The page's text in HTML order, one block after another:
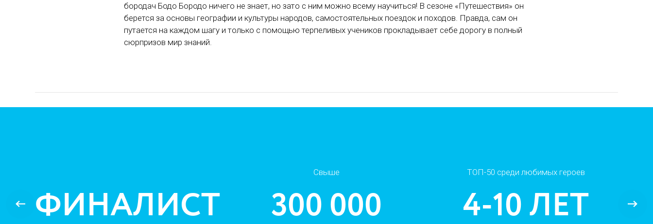
бородач Бодо Бородо ничего не знает, но зато с ним можно всему научиться! В сезоне «Путешествия» он
берется за основы географии и культуры народов, самостоятельных поездок и походов. Правда, сам он
путается на каждом шагу и только с помощью терпеливых учеников прокладывает себе дорогу в полный
сюрпризов мир знаний.
ФИНАЛИСТ
Свыше
300 000
ТОП-50 среди любимых героев
4-10 ЛЕТ